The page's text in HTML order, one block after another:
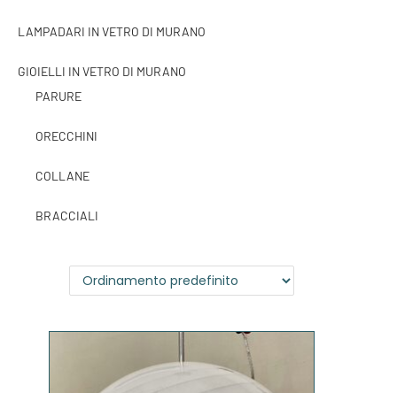
LAMPADARI IN VETRO DI MURANO
GIOIELLI IN VETRO DI MURANO
PARURE
ORECCHINI
COLLANE
BRACCIALI